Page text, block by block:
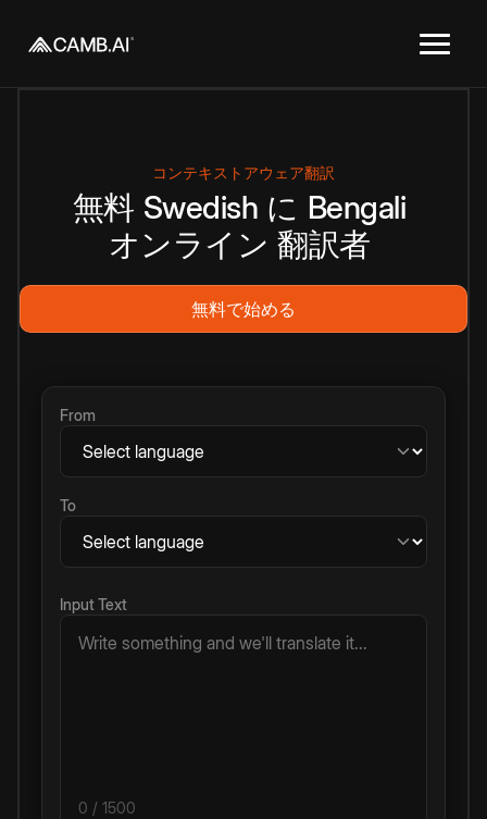
コンテキストアウェア翻訳
無料 Swedish に Bengali
オンライン 翻訳者
無料で始める
From
To
Input Text
0 / 1500